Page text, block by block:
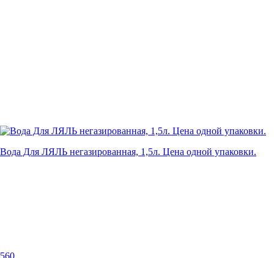
Вода Для ЛЯЛЬ негазированная, 1,5л. Цена одной упаковки.
560